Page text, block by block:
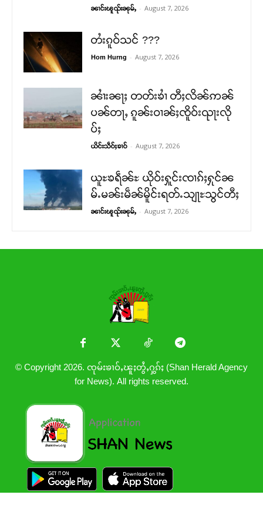
ၼၢင်းၽူၺ်းၼုမ်ႇ - August 7, 2026
တႆးၵူဝ်သင် ???
Hom Hurng - August 7, 2026
ၼၢႆးၼႃႈ တတ်းၶၢႆ တီႈလိၼ်ဢၼ်
ပၼ်တႃႇ ၵူၼ်းဝၢၼ်ႈၸိူဝ်းၺႃးလို
ပ်ႈ
ယိင်းသဵဝ်ႈၶၢဝ် - August 7, 2026
ယူႊၶရဵၼ်ႊ ယိုဝ်းႁူင်းၸၢၵ်ႈႁုင်ၼ
မ်ႉမၼ်းမဵၼ်မိူင်းရတ်ႉသျႃႊသွင်တီႈ
ၼၢင်းၽူၺ်းၼုမ်ႇ - August 7, 2026
© Copyright 2026. ၸုမ်းၶၢဝ်ႇၽူႈတွႆႇႁွၵ်ႈ (Shan Herald Agency
for News). All rights reserved.